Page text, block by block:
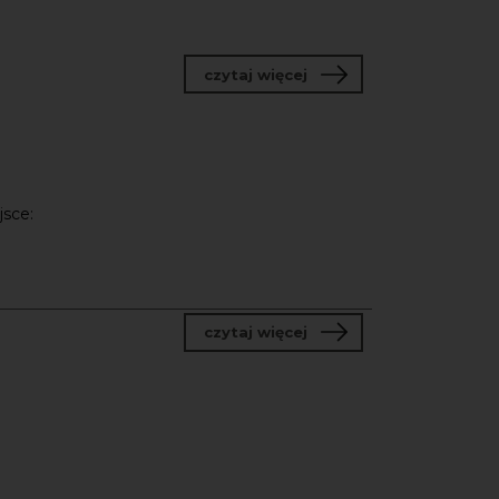
czytaj więcejo TRACKLISTA
czytaj więcejo Skąd jesteśmy?